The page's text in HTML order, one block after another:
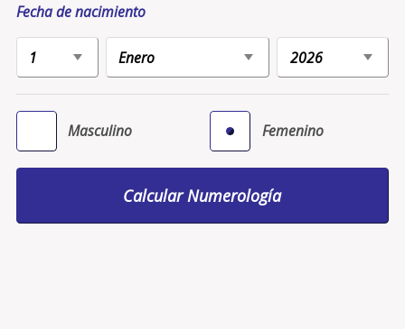
Fecha de nacimiento
Masculino Femenino